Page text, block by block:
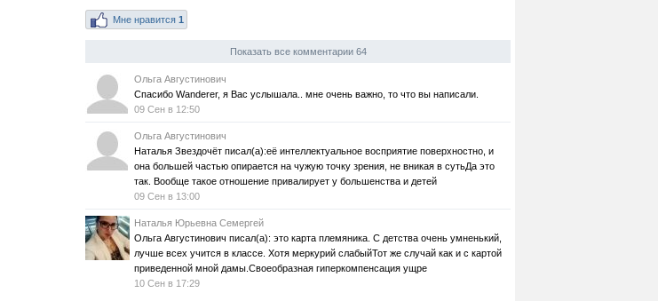
Мне нравится 1
Показать все комментарии 64
Ольга Августинович
Спасибо Wanderer, я Вас услышала.. мне очень важно, то что вы написали.
09 Сен в 12:50
Ольга Августинович
Наталья Звездочёт писал(а):её интеллектуальное восприятие поверхностно, и
она большей частью опирается на чужую точку зрения, не вникая в сутьДа это
так. Вообще такое отношение привалирует у большенства и детей
09 Сен в 13:00
Наталья Юрьевна Семергей
Ольга Августинович писал(а): это карта племяника. С детства очень умненький,
лучше всех учится в классе. Хотя меркурий слабыйТот же случай как и с картой
приведенной мной дамы.Своеобразная гиперкомпенсация ущре
10 Сен в 17:29